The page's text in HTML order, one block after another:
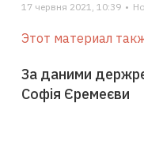
17 червня 2021, 10:39 •
Этот материал
За даними
Софія Єремеєви